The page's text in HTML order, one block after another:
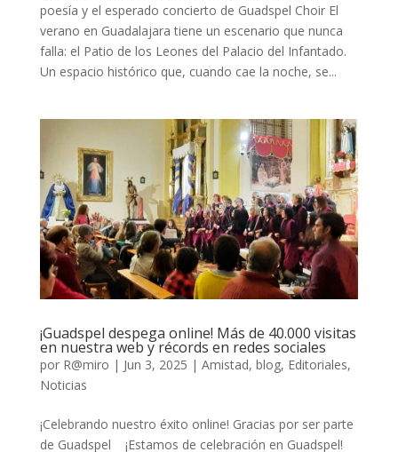
poesía y el esperado concierto de Guadspel Choir El
verano en Guadalajara tiene un escenario que nunca
falla: el Patio de los Leones del Palacio del Infantado.
Un espacio histórico que, cuando cae la noche, se...
¡Guadspel despega online! Más de 40.000 visitas
en nuestra web y récords en redes sociales
por R@miro | Jun 3, 2025 | Amistad, blog, Editoriales,
Noticias
¡Celebrando nuestro éxito online! Gracias por ser parte
de Guadspel ¡Estamos de celebración en Guadspel!